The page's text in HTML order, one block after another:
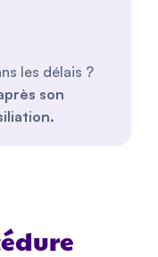
les délais ?
son